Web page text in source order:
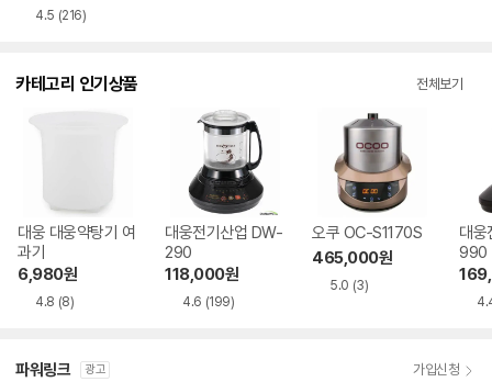
4.5 (216)
카테고리 인기상품 전체보기
대웅 대웅약탕기 여
과기
6,980원
4.8 (8)
대웅전기산업 DW-
290
118,000원
4.6 (199)
오쿠 OC-S1170S
465,000원
5.0 (3)
대웅
990
파워링크 광고 가입신청